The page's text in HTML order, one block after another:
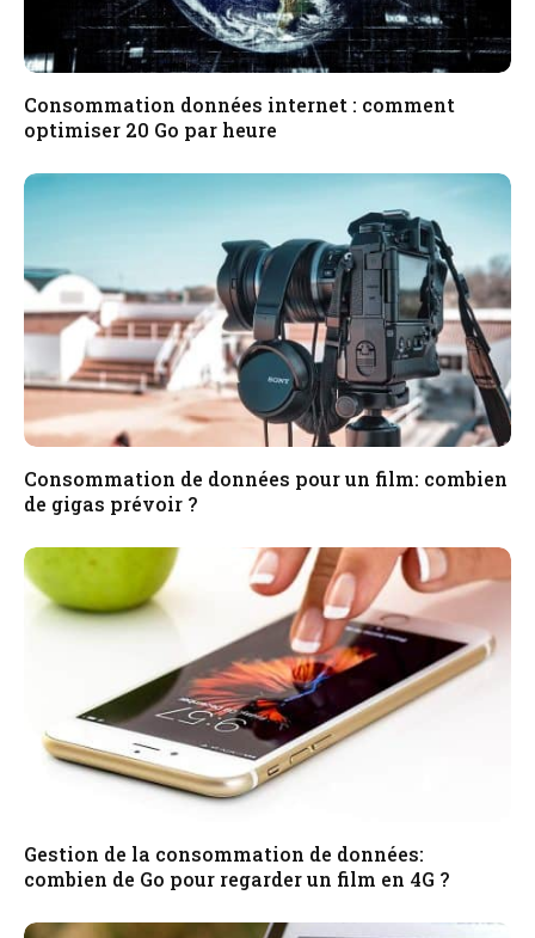
Consommation données internet : comment
optimiser 20 Go par heure
Consommation de données pour un film: combien
de gigas prévoir ?
Gestion de la consommation de données:
combien de Go pour regarder un film en 4G ?